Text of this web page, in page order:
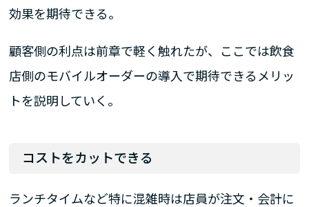
効果を期待できる。
顧客側の利点は前章で軽く触れたが、ここでは飲食
店側のモバイルオーダーの導入で期待できるメリッ
トを説明していく。
コストをカットできる
ランチタイムなど特に混雑時は店員が注文・会計に